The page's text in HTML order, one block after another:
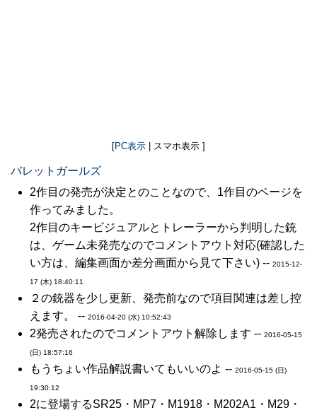
[PC表示 | スマホ表示 ]
バレットガールズ
2作目の発売が決定とのことなので、1作目のページを
作ってみました。
2作目のキービジュアルとトレーラーから判明した銃
は、ゲーム未発売なのでコメントアウト対応(確認した
い方は、編集画面か差分画面から見て下さい) -- 2015-12-
17 (木) 18:40:11
２の銃器を少し更新、発売前なので項目関連は差し控
えます。 -- 2016-04-20 (水) 10:52:43
2発売されたのでコメントアウト解除します -- 2016-05-15
(日) 18:57:16
もうちょい作品解説書いてもいいのよ -- 2016-05-15 (日)
19:30:12
2に登場するSR25・MP7・M1918・M202A1・M29・